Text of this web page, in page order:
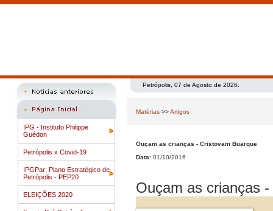
IPG - Instituto Philippe
Guédon
Petrópolis x Covid-19
IPGPar: Plano Estratégico de
Petrópolis - PEP20
ELEIÇÕES 2020
Petrópolis, 07 de Agosto de 2026.
Matérias >>Artigos
Ouçam as crianças - Cristovam Buarque
Data: 01/10/2016
Ouçam as crianças